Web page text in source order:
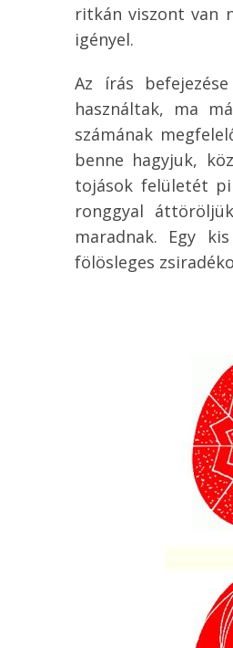
ritkán viszont van
igényel.
Az írás
használtak, ma
számának
benne hagyjuk,
tojások felületét
ronggyal
maradnak. Egy
fölösleges